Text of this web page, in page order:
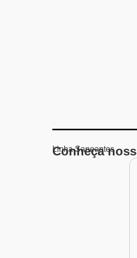
LinhaSaneantes
Conheça